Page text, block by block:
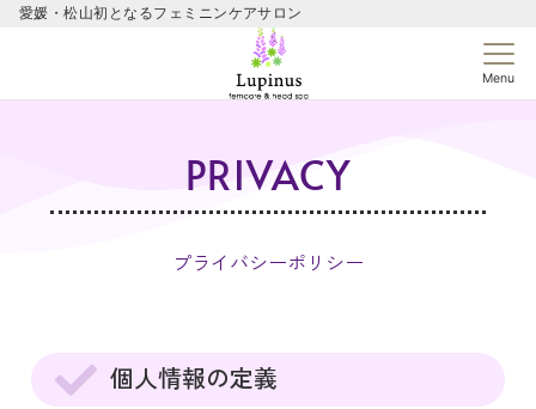
愛媛・松山初となるフェミニンケアサロン
Menu
PRIVACY
プライバシーポリシー
個人情報の定義